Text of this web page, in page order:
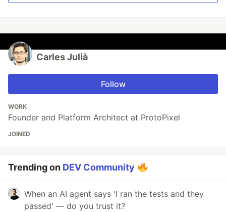
Carles Julià
Follow
WORK
Founder and Platform Architect at ProtoPixel
JOINED
Trending on DEV Community
When an AI agent says 'I ran the tests and they
passed' — do you trust it?